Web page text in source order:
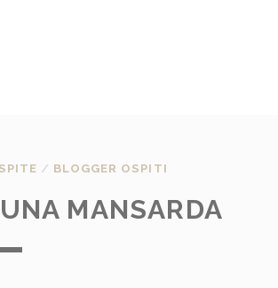
/ BLOGGER OSPITI
MANSARDA